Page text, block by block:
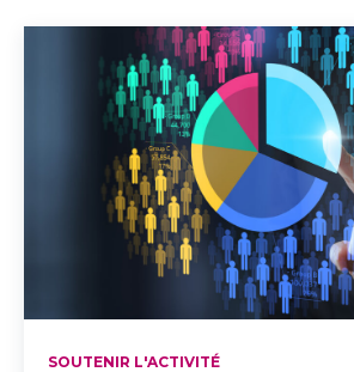
SOUTENIR L'ACTIVITÉ